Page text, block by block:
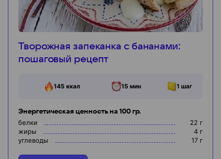
Творожная запеканка с бананами:
пошаговый рецепт
145 ккал 15 мин 1 шаг
Энергетическая ценность на 100 гр.
белки 22 г
жиры
4 г
углеводы
17 г